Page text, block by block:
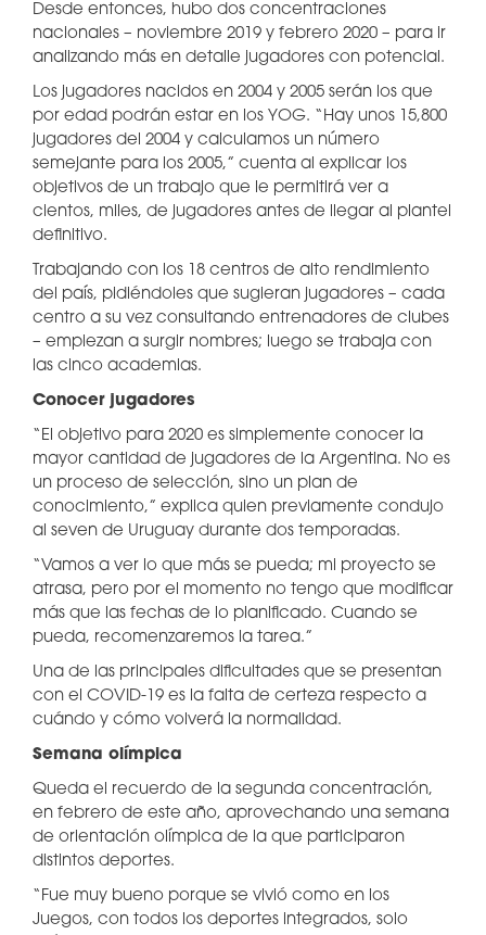
Desde entonces, hubo dos concentraciones
nacionales – noviembre 2019 y febrero 2020 – para ir
analizando más en detalle jugadores con potencial.
Los jugadores nacidos en 2004 y 2005 serán los que
por edad podrán estar en los YOG. “Hay unos 15,800
jugadores del 2004 y calculamos un número
semejante para los 2005,” cuenta al explicar los
objetivos de un trabajo que le permitirá ver a
cientos, miles, de jugadores antes de llegar al plantel
definitivo.
Trabajando con los 18 centros de alto rendimiento
del país, pidiéndoles que sugieran jugadores – cada
centro a su vez consultando entrenadores de clubes
– empiezan a surgir nombres; luego se trabaja con
las cinco academias.
Conocer jugadores
“El objetivo para 2020 es simplemente conocer la
mayor cantidad de jugadores de la Argentina. No es
un proceso de selección, sino un plan de
conocimiento,” explica quien previamente condujo
al seven de Uruguay durante dos temporadas.
“Vamos a ver lo que más se pueda; mi proyecto se
atrasa, pero por el momento no tengo que modificar
más que las fechas de lo planificado. Cuando se
pueda, recomenzaremos la tarea.”
Una de las principales dificultades que se presentan
con el COVID-19 es la falta de certeza respecto a
cuándo y cómo volverá la normalidad.
Semana olímpica
Queda el recuerdo de la segunda concentración,
en febrero de este año, aprovechando una semana
de orientación olímpica de la que participaron
distintos deportes.
“Fue muy bueno porque se vivió como en los
Juegos, con todos los deportes integrados, solo